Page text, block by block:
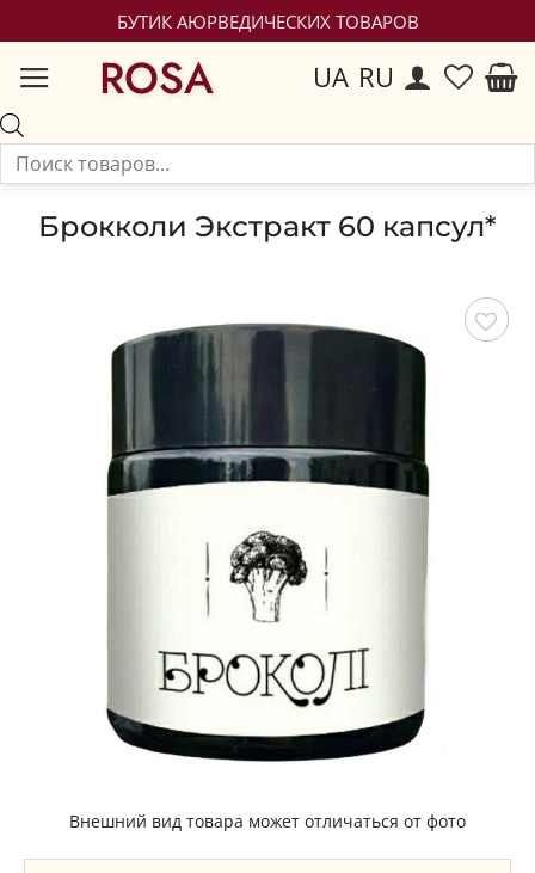
БУТИК АЮРВЕДИЧЕСКИХ ТОВАРОВ
ROSA UA RU
Брокколи Экстракт 60 капсул*
Сохранить
Внешний вид товара может отличаться от фото